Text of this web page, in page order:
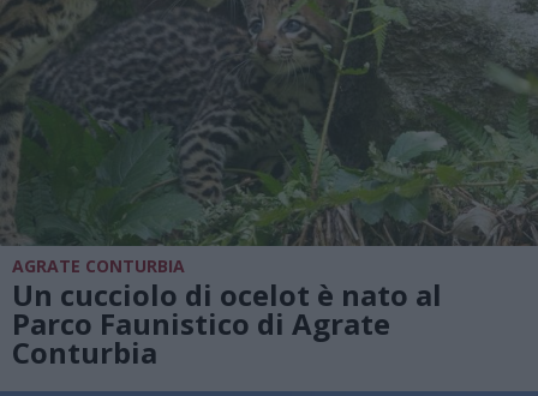
AGRATE CONTURBIA
Un cucciolo di ocelot è nato al
Parco Faunistico di Agrate
Conturbia